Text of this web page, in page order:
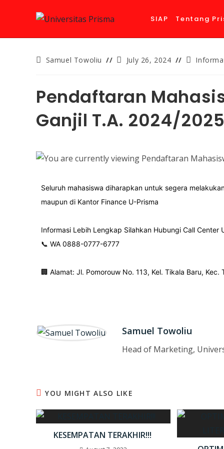
SIAP Tentang
Samuel Towoliu July 26, 2024
Pendaftaran
Ganjil T.A. 2024/
Seluruh mahasiswa diharapkan untuk segera
maupun di Kantor Finance U-Prisma
Informasi Lebih Lengkap Silahkan Hubungi Call Center
📞 WA 0888-0777-6777
🏢 Alamat: Jl. Pomorouw No. 113, Kel. Tikala Baru,
Samuel Towoliu
Head of Marketing,
YOU MIGHT ALSO LIKE
KESEMPATAN TERAKHIR!!!